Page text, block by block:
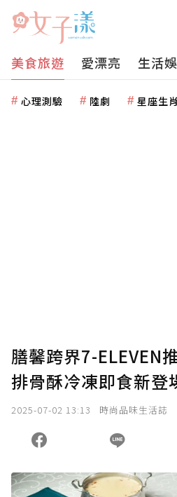
美食旅遊 愛漂亮 生活
心理測驗 陸劇 星座生肖
膳馨跨界7-
排骨酥冷凍即食新登
2025-07-02 13:13 時尚品味生活誌